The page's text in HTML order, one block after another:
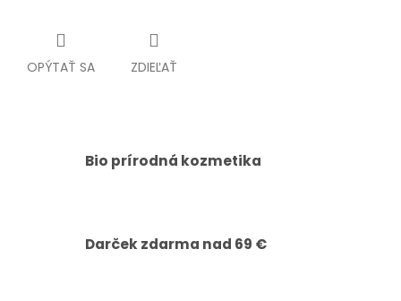
OPÝTAŤ SA ZDIEĽAŤ
Bio prírodná kozmetika
Darček zdarma nad 69 €